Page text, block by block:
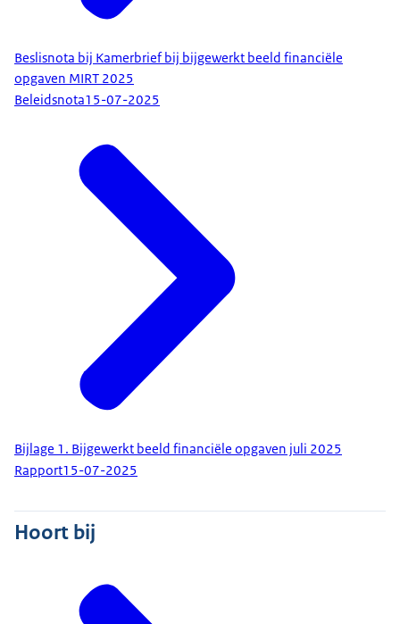
Beslisnota bij Kamerbrief bij bijgewerkt beeld financiële
opgaven MIRT 2025
Beleidsnota15-07-2025
Bijlage 1. Bijgewerkt beeld financiële opgaven juli 2025
Rapport15-07-2025
Hoort bij